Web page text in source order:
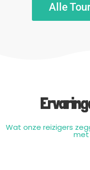
Alle
Wat onze reizigers
met